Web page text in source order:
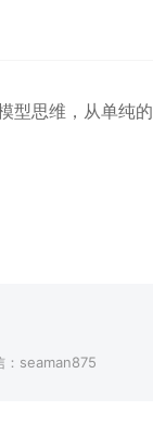
思维，从单纯
：seaman875